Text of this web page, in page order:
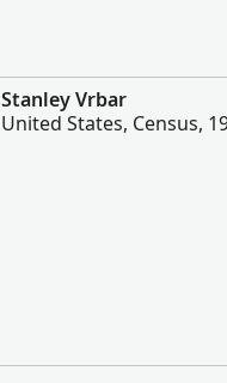
Stanley Vrbar
United States, Census,